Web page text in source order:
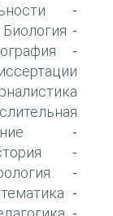
-
Биология -
-
-
-
-
-